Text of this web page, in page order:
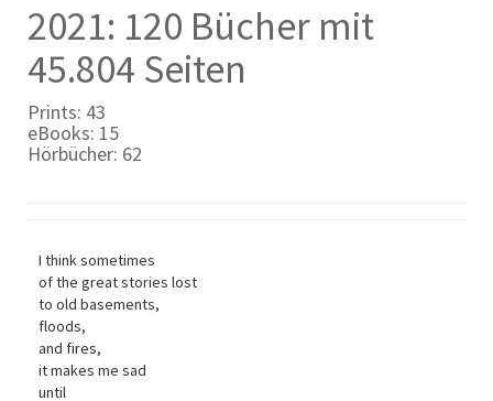
2021: 120 Bücher mit
45.804 Seiten
Prints: 43
eBooks: 15
Hörbücher: 62
I think sometimes
of the great stories lost
to old basements,
floods,
and fires,
it makes me sad
until